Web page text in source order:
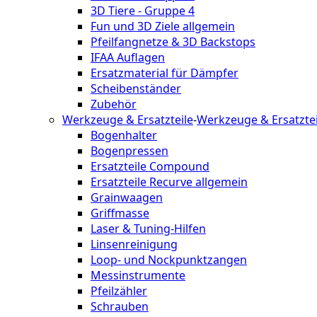
3D Tiere - Gruppe 4
Fun und 3D Ziele allgemein
Pfeilfangnetze & 3D Backstops
IFAA Auflagen
Ersatzmaterial für Dämpfer
Scheibenständer
Zubehör
Werkzeuge & Ersatzteile-Werkzeuge &
Bogenhalter
Bogenpressen
Ersatzteile Compound
Ersatzteile Recurve allgemein
Grainwaagen
Griffmasse
Laser & Tuning-Hilfen
Linsenreinigung
Loop- und Nockpunktzangen
Messinstrumente
Pfeilzähler
Schrauben